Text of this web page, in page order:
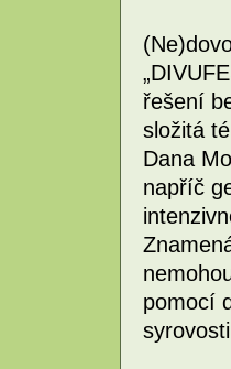
řešení
složitá
Dana
napříč
pomocí